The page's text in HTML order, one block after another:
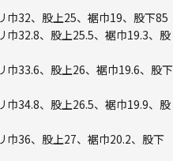
巾32、股上25、裾巾19、股下85
32.8、股上25.5、裾巾19.3、股
33.6、股上26、裾巾19.6、股下
34.8、股上26.5、裾巾19.9、股
巾36、股上27、裾巾20.2、股下